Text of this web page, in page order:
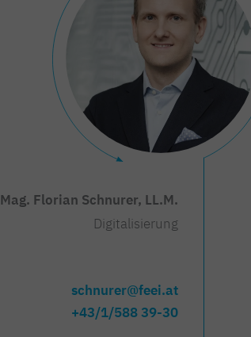
Mag. Florian Schnurer, LL.M.
Digitalisierung
schnurer@feei.at
+43/1/588 39-30